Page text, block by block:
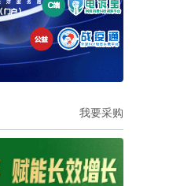
我要采购